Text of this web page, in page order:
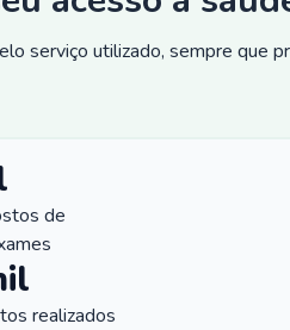
serviço utilizado, sempre que
de
realizados